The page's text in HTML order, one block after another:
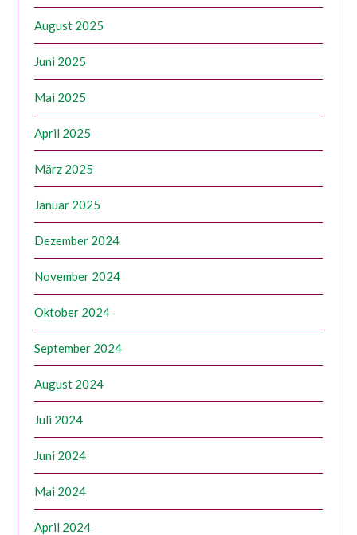
August 2025
Juni 2025
Mai 2025
April 2025
März 2025
Januar 2025
Dezember 2024
November 2024
Oktober 2024
September 2024
August 2024
Juli 2024
Juni 2024
Mai 2024
April 2024